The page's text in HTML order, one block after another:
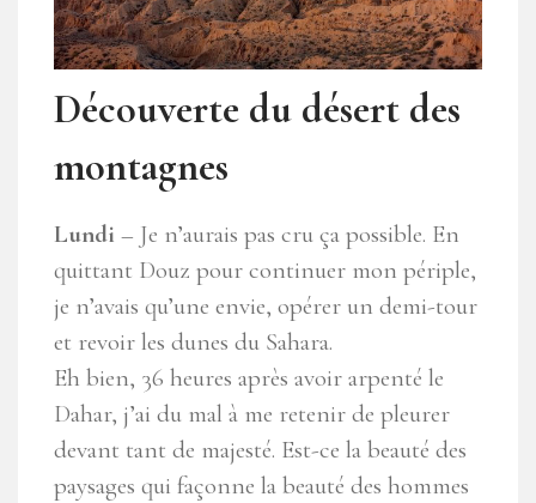
Découverte du désert des
montagnes
Lundi – Je n’aurais pas cru ça possible. En
quittant Douz pour continuer mon périple,
je n’avais qu’une envie, opérer un demi-tour
et revoir les dunes du Sahara.
Eh bien, 36 heures après avoir arpenté le
Dahar, j’ai du mal à me retenir de pleurer
devant tant de majesté. Est-ce la beauté des
paysages qui façonne la beauté des hommes